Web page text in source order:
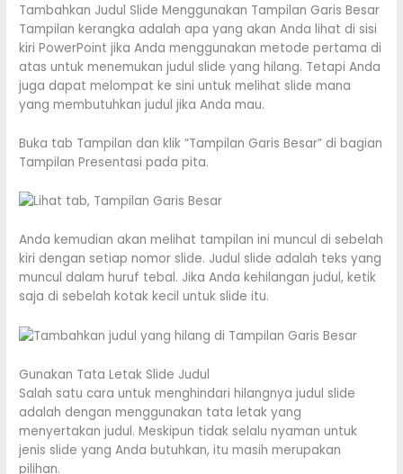
Tambahkan Judul Slide Menggunakan Tampilan Garis Besar
Tampilan kerangka adalah apa yang akan Anda lihat di sisi
kiri PowerPoint jika Anda menggunakan metode pertama di
atas untuk menemukan judul slide yang hilang. Tetapi Anda
juga dapat melompat ke sini untuk melihat slide mana
yang membutuhkan judul jika Anda mau.
Buka tab Tampilan dan klik “Tampilan Garis Besar” di bagian
Tampilan Presentasi pada pita.
Anda kemudian akan melihat tampilan ini muncul di sebelah
kiri dengan setiap nomor slide. Judul slide adalah teks yang
muncul dalam huruf tebal. Jika Anda kehilangan judul, ketik
saja di sebelah kotak kecil untuk slide itu.
Gunakan Tata Letak Slide Judul
Salah satu cara untuk menghindari hilangnya judul slide
adalah dengan menggunakan tata letak yang
menyertakan judul. Meskipun tidak selalu nyaman untuk
jenis slide yang Anda butuhkan, itu masih merupakan
pilihan.